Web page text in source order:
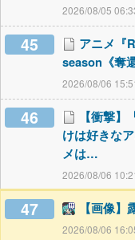
2026/08/05
45
アニメ『
season《奪
2026/08/06
46
【衝撃
けは好きな
メは…
2026/08/06
47 【画像
2026/08/06